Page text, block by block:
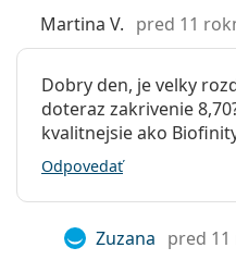
Martina V. pred 11
Dobry den, je velky
doteraz zakrivenie
kvalitnejsie ako
Odpovedať
Zuzana pred